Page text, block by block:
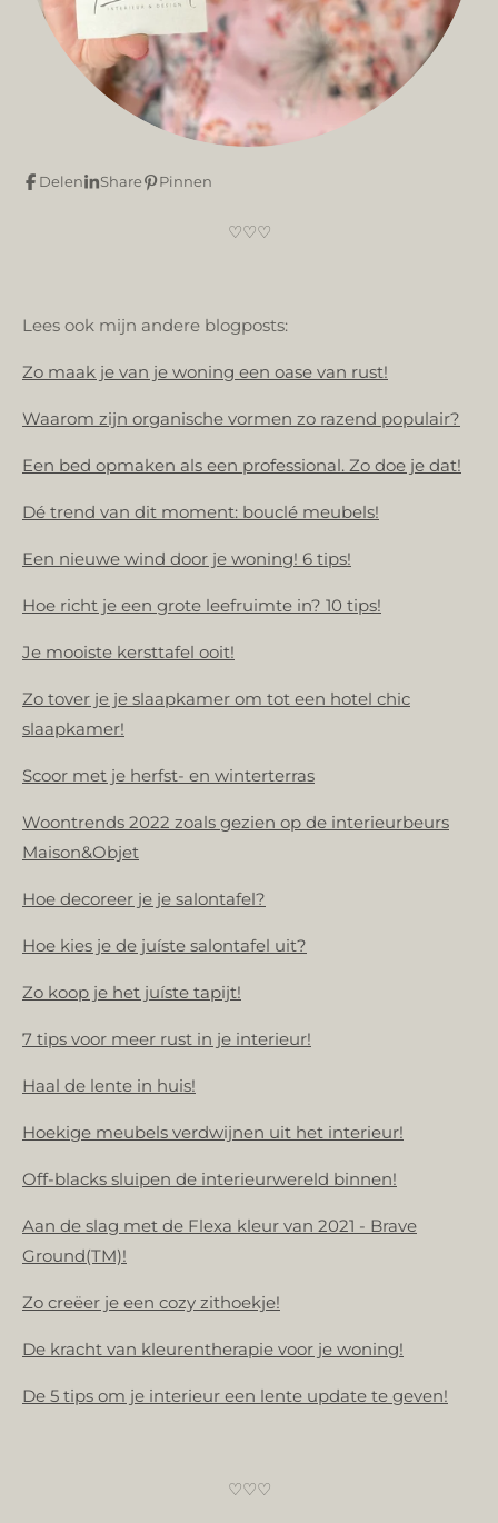
Delen Share Pinnen
♡♡♡
Lees ook mijn andere blogposts:
Zo maak je van je woning een oase van rust!
Waarom zijn organische vormen zo razend populair?
Een bed opmaken als een professional. Zo doe je dat!
Dé trend van dit moment: bouclé meubels!
Een nieuwe wind door je woning! 6 tips!
Hoe richt je een grote leefruimte in? 10 tips!
Je mooiste kersttafel ooit!
Zo tover je je slaapkamer om tot een hotel chic
slaapkamer!
Scoor met je herfst- en winterterras
Woontrends 2022 zoals gezien op de interieurbeurs
Maison&Objet
Hoe decoreer je je salontafel?
Hoe kies je de juíste salontafel uit?
Zo koop je het juíste tapijt!
7 tips voor meer rust in je interieur!
Haal de lente in huis!
Hoekige meubels verdwijnen uit het interieur!
Off-blacks sluipen de interieurwereld binnen!
Aan de slag met de Flexa kleur van 2021 - Brave
Ground(TM)!
Zo creëer je een cozy zithoekje!
De kracht van kleurentherapie voor je woning!
De 5 tips om je interieur een lente update te geven!
♡♡♡